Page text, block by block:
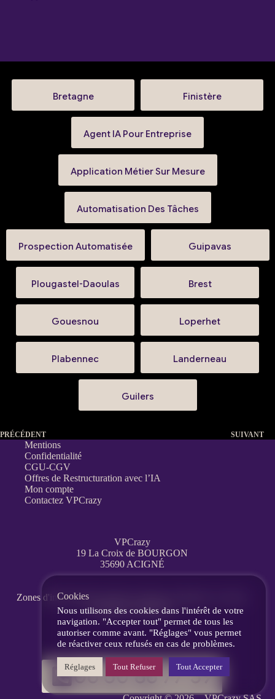
Bretagne Finistère
Agent IA Pour Entreprise
Application Métier Sur Mesure
Automatisation Des Tâches
Prospection Automatisée Guipavas
Plougastel-Daoulas Brest
Gouesnou Loperhet
Plabennec Landerneau
Guilers
PRÉCÉDENT SUIVANT
Mentions
Confidentialité
CGU-CGV
Offres de Restructuration avec l’IA
Mon compte
Contactez VPCrazy
VPCrazy
19 La Croix de BOURGON
35690 ACIGNÉ
Zones d'interventions partout en France
messagerie, téléphone.
06 60 86 77 39
Cookies
Nous utilisons des cookies dans l'intérêt de votre
navigation. "Accepter tout" permet de tous les
autoriser comme avant. "Réglages" vous permet
de réactiver ceux refusés en cas de problèmes.
Réglages Tout Refuser Tout Accepter